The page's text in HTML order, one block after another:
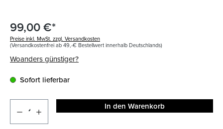
99,00 €*
Preise inkl. MwSt. zzgl. Versandkosten
(Versandkostenfrei ab 49,-€ Bestellwert innerhalb Deutschlands)
Woanders günstiger?
Sofort lieferbar
In den Warenkorb